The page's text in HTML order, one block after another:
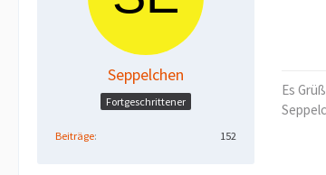
Seppelchen
Fortgeschrittener
Beiträge 152
Es